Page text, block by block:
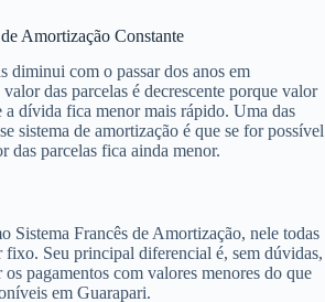
Amortização Constante
diminui com o passar dos anos em
das parcelas é decrescente porque valor
dívida fica menor mais rápido. Uma das
sistema de amortização é que se for possível
das parcelas fica ainda menor.
Sistema Francês de Amortização, nele todas
fixo. Seu principal diferencial é, sem dúvidas,
pagamentos com valores menores do que
em Guarapari.